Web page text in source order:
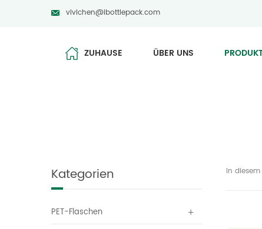
vivichen@ibottlepack.com
ZUHAUSE ÜBER UNS
In
Kategorien
PET-Flaschen